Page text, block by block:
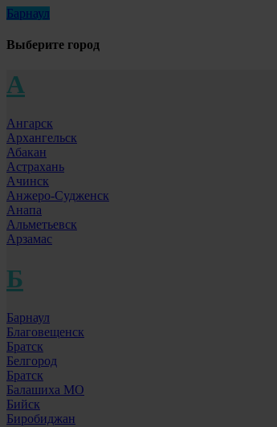
Барнаул
Выберите город
А
Ангарск
Архангельск
Абакан
Астрахань
Ачинск
Анжеро-Судженск
Анапа
Альметьевск
Арзамас
Б
Барнаул
Благовещенск
Братск
Белгород
Братск
Балашиха МО
Бийск
Биробиджан